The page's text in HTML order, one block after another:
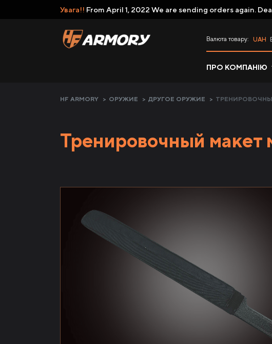
Увага!! From April 1, 2022 We are sending orders again.
Валюта товару: UAH
ПРО КОМПАНІЮ
HF ARMORY > ОРУЖИЕ > ДРУГОЕ ОРУЖИЕ >
Тренировочный макет